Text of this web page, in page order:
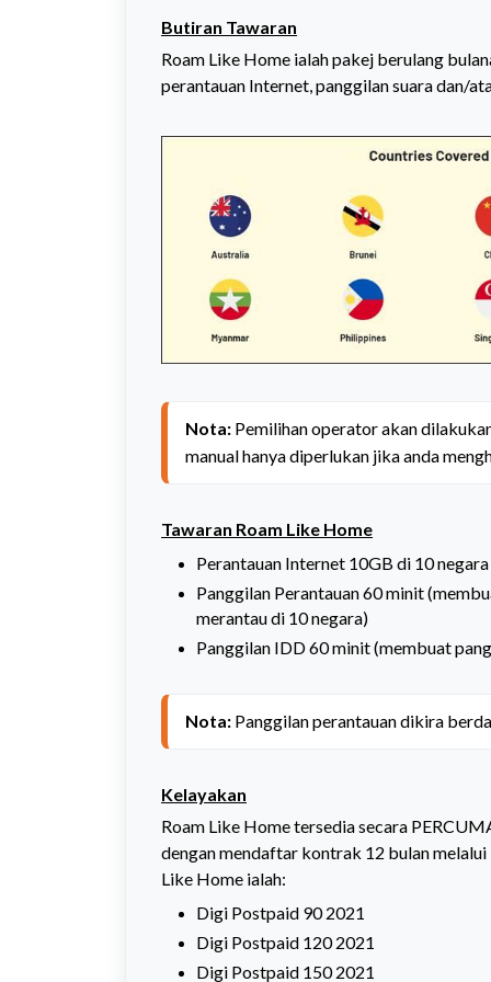
Butiran Tawaran
Roam Like Home ialah pakej berulang
perantauan Internet, panggilan suara dan/
Nota: Pemilihan operator akan
manual hanya diperlukan jika anda
Tawaran Roam Like Home
Perantauan Internet 10GB di 10 negara
Panggilan Perantauan 60 minit
merantau di 10 negara)
Panggilan IDD 60 minit (membuat
Nota:
Kelayakan
Roam Like Home tersedia secara
dengan mendaftar kontrak 12 bulan
Like Home ialah:
Digi Postpaid 90 2021
Digi Postpaid 120 2021
Digi Postpaid 150 2021